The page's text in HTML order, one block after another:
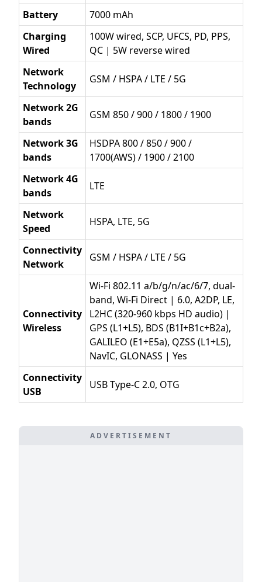
Battery
7000 mAh
Charging
Wired
100W wired, SCP, UFCS, PD, PPS,
QC | 5W reverse wired
Network
Technology
GSM / HSPA / LTE / 5G
Network 2G
bands
GSM 850 / 900 / 1800 / 1900
Network 3G
bands
HSDPA 800 / 850 / 900 /
1700(AWS) / 1900 / 2100
Network 4G
bands
LTE
Network
Speed
HSPA, LTE, 5G
Connectivity
Network
GSM / HSPA / LTE / 5G
Connectivity
Wireless
Wi-Fi 802.11 a/b/g/n/ac/6/7, dual-
band, Wi-Fi Direct | 6.0, A2DP, LE,
L2HC (320-960 kbps HD audio) |
GPS (L1+L5), BDS (B1I+B1c+B2a),
GALILEO (E1+E5a), QZSS (L1+L5),
NavIC, GLONASS | Yes
Connectivity
USB
USB Type-C 2.0, OTG
ADVERTISEMENT